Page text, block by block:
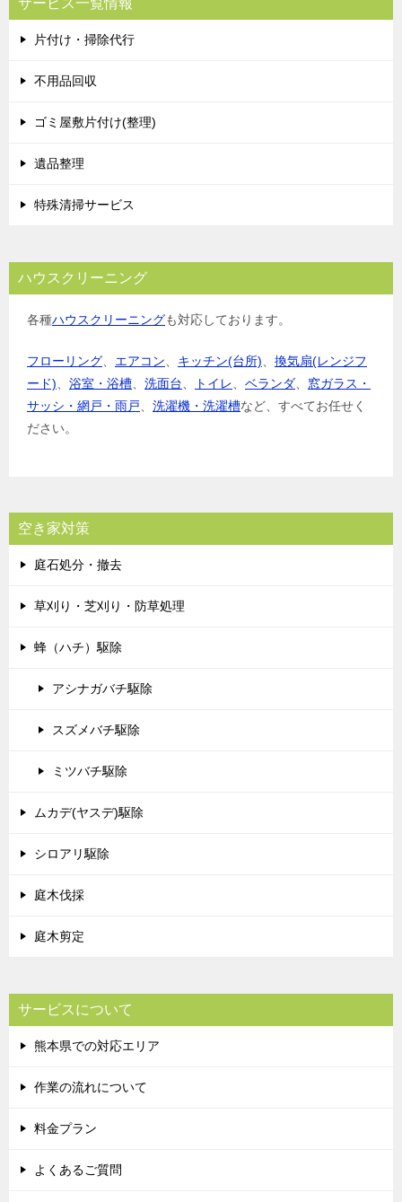
片付け・掃除代行
不用品回収
ゴミ屋敷片付け(整理)
遺品整理
特殊清掃サービス
ハウスクリーニング
各種ハウスクリーニングも対応しております。
フローリング エアコン キッチン(台所)
換気扇(レンジフ
ード)
浴室・浴槽 洗面台 トイレ ベランダ
窓ガラス・
サッシ・網戸・雨戸
洗濯機・洗濯槽など、すべてお任せく
ださい。
空き家対策
庭石処分・撤去
草刈り・芝刈り・防草処理
蜂（ハチ）駆除
アシナガバチ駆除
スズメバチ駆除
ミツバチ駆除
ムカデ(ヤスデ)駆除
シロアリ駆除
庭木伐採
庭木剪定
サービスについて
熊本県での対応エリア
作業の流れについて
料金プラン
よくあるご質問